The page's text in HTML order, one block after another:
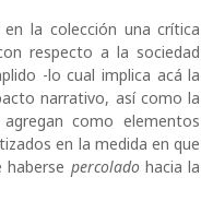
la colección una crítica
respecto a la sociedad
-lo cual implica acá la
narrativo, así como la
como elementos
en la medida en que
percoladohacia la